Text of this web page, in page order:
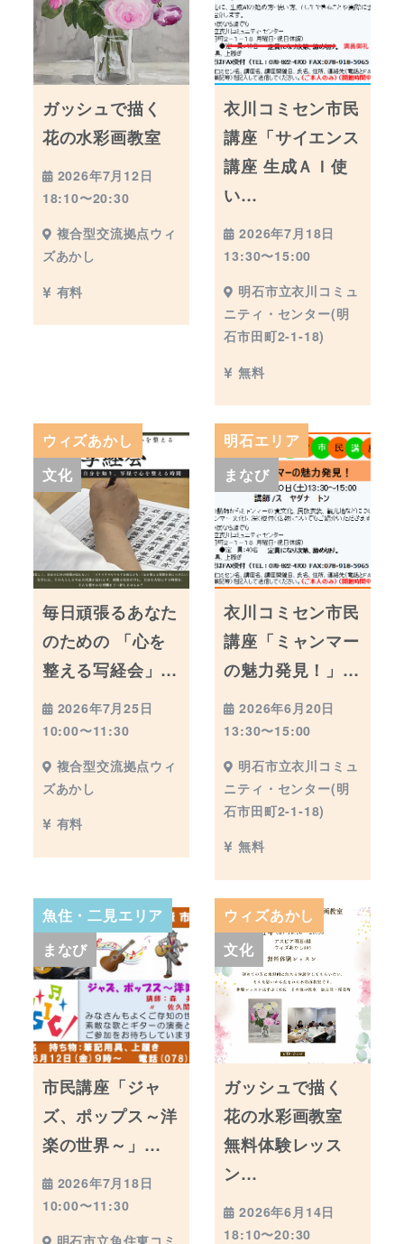
ガッシュで描く
花の水彩画教室
2026年7月12日
18:10〜20:30
複合型交流拠点ウィ
ズあかし
有料
衣川コミセン市民
講座「サイエンス
講座 生成ＡＩ使
い…
2026年7月18日
13:30〜15:00
明石市立衣川コミュ
ニティ・センター(明
石市田町2-1-18)
無料
ウィズあかし
文化
毎日頑張るあなた
のための 「心を
整える写経会」…
2026年7月25日
10:00〜11:30
複合型交流拠点ウィ
ズあかし
有料
明石エリア
まなび
衣川コミセン市民
講座「ミャンマー
の魅力発見！」…
2026年6月20日
13:30〜15:00
明石市立衣川コミュ
ニティ・センター(明
石市田町2-1-18)
無料
魚住・二見エリア
まなび
市民講座「ジャ
ズ、ポップス～洋
楽の世界～」…
2026年7月18日
10:00〜11:30
ウィズあかし
文化
ガッシュで描く
花の水彩画教室
無料体験レッス
ン…
2026年6月14日
18:10〜20:30